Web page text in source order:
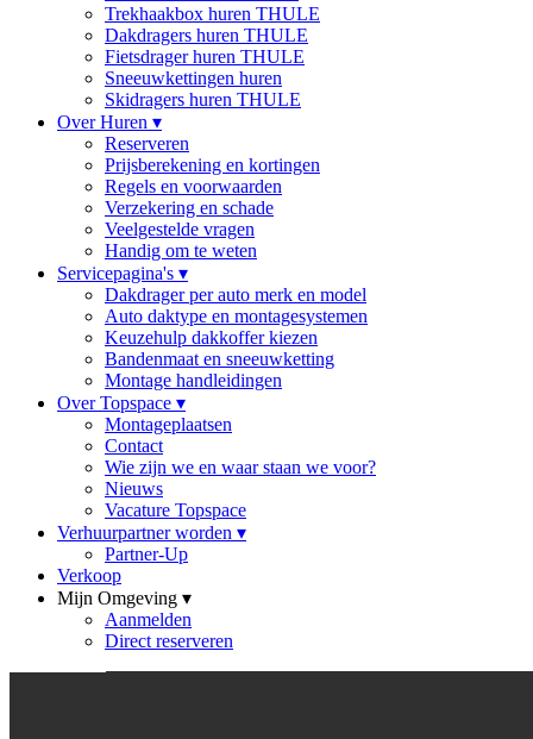
Trekhaakbox huren THULE
Dakdragers huren THULE
Fietsdrager huren THULE
Sneeuwkettingen huren
Skidragers huren THULE
Over Huren ▾
Reserveren
Prijsberekening en kortingen
Regels en voorwaarden
Verzekering en schade
Veelgestelde vragen
Handig om te weten
Servicepagina's ▾
Dakdrager per auto merk en model
Auto daktype en montagesystemen
Keuzehulp dakkoffer kiezen
Bandenmaat en sneeuwketting
Montage handleidingen
Over Topspace ▾
Montageplaatsen
Contact
Wie zijn we en waar staan we voor?
Nieuws
Vacature Topspace
Verhuurpartner worden ▾
Partner-Up
Verkoop
Mijn Omgeving ▾
Aanmelden
Direct reserveren